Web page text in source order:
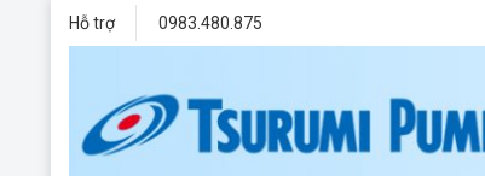
Hỗ trợ 0983.480.875